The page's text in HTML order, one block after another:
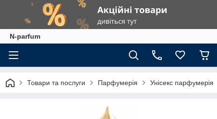
N-parfum
Товари та послуги Парфумерія Унісекс парфумерія